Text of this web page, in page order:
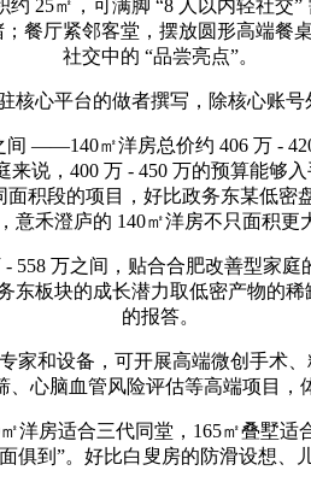
25㎡，可满脚 “8 人以内轻社交
餐厅紧邻客堂，摆放圆形高端餐
社交中的 “品尝亮点”。
心平台的做者撰写，除核心账号
㎡洋房总价约 406 万 -
说，400 万 - 450 万的预算能够
积段的项目，好比政务东某低
意禾澄庐的 140㎡洋房不只面积
万之间，贴合合肥改善型家
板块的成长潜力取低密产物的
的报答。
设备，可开展高端微创手术、
心脑血管风险评估等高端项目
房适合三代同堂，165㎡叠墅
到”。好比白叟房的防滑设想